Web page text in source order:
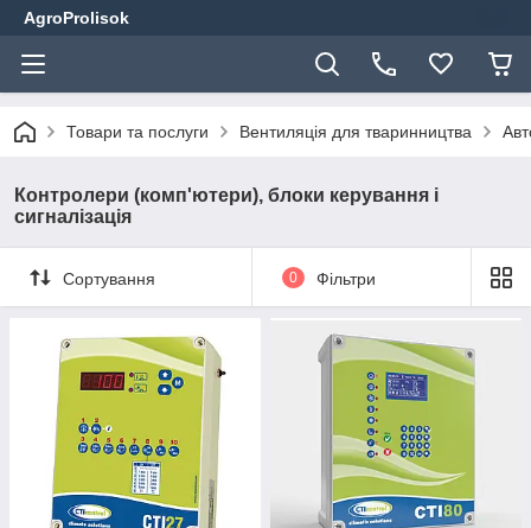
AgroProlisok
Товари та послуги Вентиляція для тваринництва
Контролери (комп'ютери), блоки керування і
сигналізація
Сортування 0 Фільтри